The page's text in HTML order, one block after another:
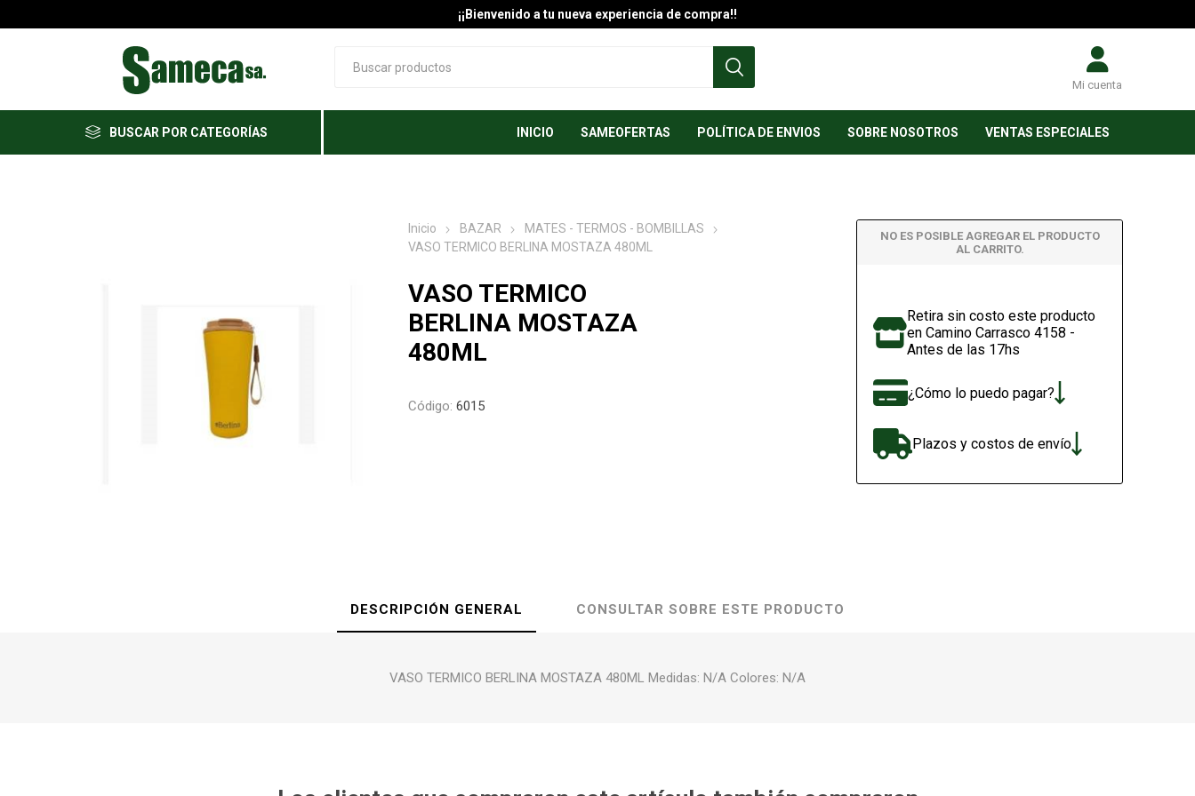
¡¡Bienvenido a tu nueva experiencia de compra!!
Mi cuenta
BUSCAR POR CATEGORÍAS INICIO SAMEOFERTAS POLÍTICA DE ENVIOS SOBRE NOSOTROS VENTAS ESPECIALES
Inicio BAZAR
MATES - TERMOS - BOMBILLAS
VASO TERMICO BERLINA MOSTAZA 480ML
VASO TERMICO
BERLINA MOSTAZA
480ML
Código: 6015
NO ES POSIBLE AGREGAR EL PRODUCTO
AL CARRITO.
Retira sin costo este producto
en Camino Carrasco 4158 -
Antes de las 17hs
¿Cómo lo puedo pagar?
Plazos y costos de envío
DESCRIPCIÓN GENERAL CONSULTAR SOBRE ESTE PRODUCTO
VASO TERMICO BERLINA MOSTAZA 480ML Medidas: N/A Colores: N/A